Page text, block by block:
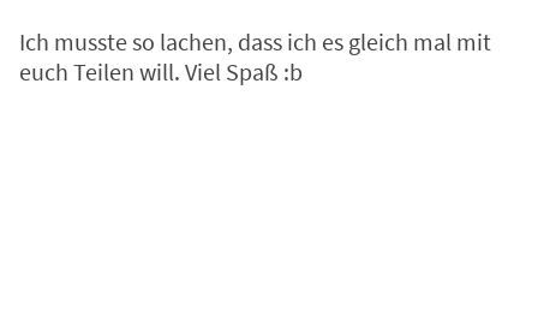
Ich musste so lachen, dass ich es gleich mal mit
euch Teilen will. Viel Spaß :b